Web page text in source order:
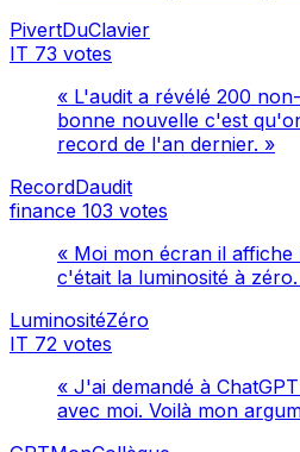
PivertDuClavier
IT 73 votes
« L'audit a révélé 200
bonne nouvelle c'est
record de l'an dernier. »
RecordDaudit
finance 103 votes
« Moi mon écran il
c'était la luminosité à
LuminositéZéro
IT 72 votes
« J'ai demandé à
avec moi. Voilà mon